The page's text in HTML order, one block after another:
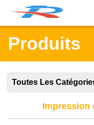
Produits
Toutes Les
Impression